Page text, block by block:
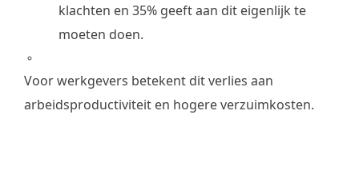
klachten en 35% geeft aan dit eigenlijk te
moeten doen.
Voor werkgevers betekent dit verlies aan
arbeidsproductiviteit en hogere verzuimkosten.